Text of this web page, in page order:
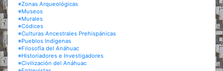
※Zonas Arqueológicas
※Museos
※Murales
※Códices
※Culturas Ancestrales Prehispánicas
※Pueblos Indígenas
※Filosofía del Anáhuac
※Historiadores e Investigadores
※Civilización del Anáhuac